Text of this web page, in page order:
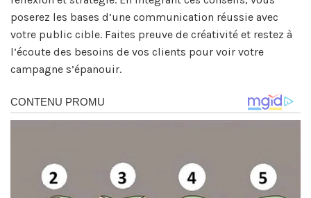
poserez les bases d’une communication réussie avec
votre public cible. Faites preuve de créativité et restez à
l’écoute des besoins de vos clients pour voir votre
campagne s’épanouir.